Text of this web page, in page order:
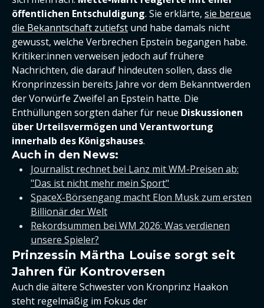
öffentlichen Entschuldigung. Sie erklärte, sie bereue
die Bekanntschaft zutiefst und habe damals nicht
gewusst, welche Verbrechen Epstein begangen habe.
Kritiker:innen verweisen jedoch auf frühere
Nachrichten, die darauf hindeuten sollen, dass die
Kronprinzessin bereits Jahre vor dem Bekanntwerden
der Vorwürfe Zweifel an Epstein hatte. Die
Enthüllungen sorgten daher für neue Diskussionen
über Urteilsvermögen und Verantwortung
innerhalb des Königshauses.
Auch in den News:
Journalist rechnet bei Lanz mit WM-Preisen ab:
"Das ist nicht mehr mein Sport"
SpaceX-Börsengang macht Elon Musk zum ersten
Billionär der Welt
Rekordsummen bei WM 2026: Was verdienen
unsere Spieler?
Prinzessin Märtha Louise sorgt seit
Jahren für Kontroversen
Auch die ältere Schwester von Kronprinz Haakon
steht regelmäßig im Fokus der